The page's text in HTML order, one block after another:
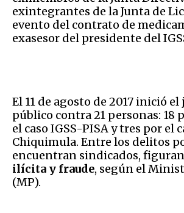
exintegrantes de la Junta de
evento del contrato de
exasesor del presidente del
El 11 de agosto de 2017 inició
público contra 21 personas: 18
el caso IGSS-PISA y tres por el
Chiquimula. Entre los delitos
encuentran sindicados,
ilícita y fraude, según el
(MP).